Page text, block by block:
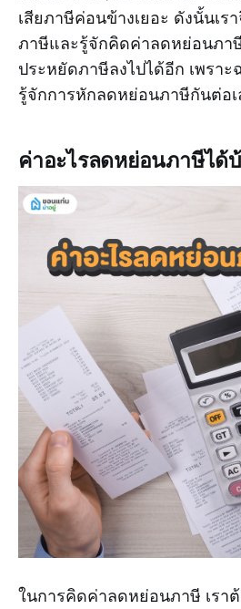
เสียภาษีค่อนข้างเยอะ ดังนั้นเร
ภาษีและรู้จักคิดค่าลดหย่อนภา
ประหยัดภาษีลงไปได้อีก เพราะ
รู้จักการหักลดหย่อนภาษีกันต่อ
ค่าอะไรลดหย่อนภาษีได้
ในการคิดค่าลดหย่อนภาษี เรา